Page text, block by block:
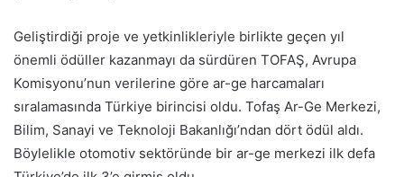
Geliştirdiği proje ve yetkinlikleriyle birlikte geçen yıl
önemli ödüller kazanmayı da sürdüren TOFAŞ, Avrupa
Komisyonu’nun verilerine göre ar-ge harcamaları
sıralamasında Türkiye birincisi oldu. Tofaş Ar-Ge Merkezi,
Bilim, Sanayi ve Teknoloji Bakanlığı’ndan dört ödül aldı.
Böylelikle otomotiv sektöründe bir ar-ge merkezi ilk defa